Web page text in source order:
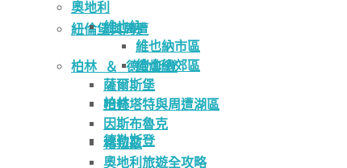
紐倫堡與周遭
柏林 ＆ 德勒斯登
柏林
德勒斯登
奧地利
維也納
維也納市區
維也納郊區
薩爾斯堡
哈修塔特與周遭湖區
因斯布魯克
格拉茲
奧地利旅遊全攻略